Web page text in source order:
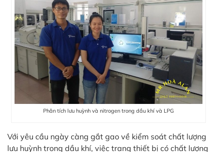
Phân tích lưu huỳnh và nitrogen trong dầu khí và LPG
Với yêu cầu ngày càng gắt gao về kiểm soát chất lượng
lưu huỳnh trong dầu khí, việc trang thiết bị có chất lượng